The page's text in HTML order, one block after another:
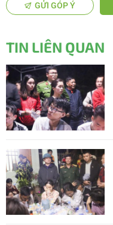
GỬI GÓP Ý
TIN LIÊN QUAN